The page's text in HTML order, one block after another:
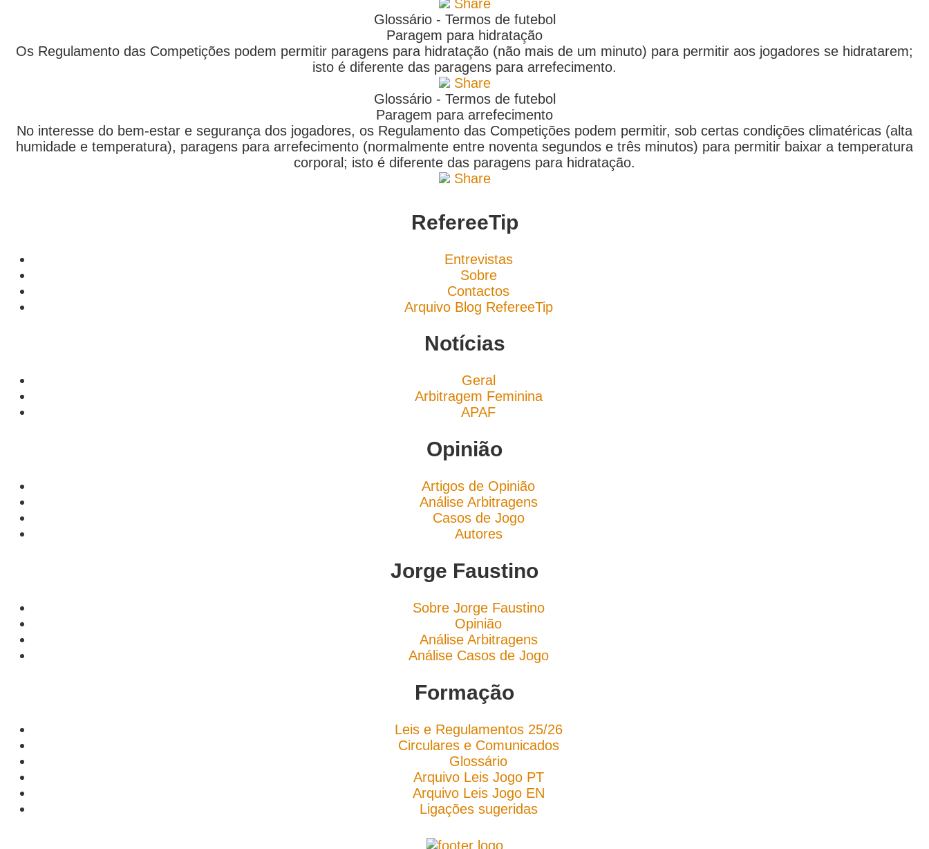
Share
Glossário - Termos de futebol
Paragem para hidratação
Os Regulamento das Competições podem permitir paragens para hidratação (não mais de um minuto) para permitir aos jogadores se hidratarem;
isto é diferente das paragens para arrefecimento.
Share
Glossário - Termos de futebol
Paragem para arrefecimento
No interesse do bem-estar e segurança dos jogadores, os Regulamento das Competições podem permitir, sob certas condições climatéricas (alta
humidade e temperatura), paragens para arrefecimento (normalmente entre noventa segundos e três minutos) para permitir baixar a temperatura
corporal; isto é diferente das paragens para hidratação.
Share
RefereeTip
Entrevistas
Sobre
Contactos
Arquivo Blog RefereeTip
Notícias
Geral
Arbitragem Feminina
APAF
Opinião
Artigos de Opinião
Análise Arbitragens
Casos de Jogo
Autores
Jorge Faustino
Sobre Jorge Faustino
Opinião
Análise Arbitragens
Análise Casos de Jogo
Formação
Leis e Regulamentos 25/26
Circulares e Comunicados
Glossário
Arquivo Leis Jogo PT
Arquivo Leis Jogo EN
Ligações sugeridas